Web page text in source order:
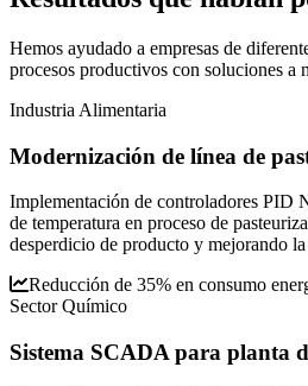
Hemos ayudado a empresas de
procesos productivos con soluciones a
Industria Alimentaria
Modernización de línea de
Implementación de controladores PID
de temperatura en proceso de
desperdicio de producto y mejorando
Reducción de 35% en consumo
Sector Químico
Sistema SCADA para planta